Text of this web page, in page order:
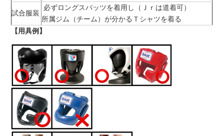
試合服装
必ずロングスパッツを着用し（Ｊｒは道着可）
所属ジム（チーム）が分かるＴシャツを着る
【用具例】